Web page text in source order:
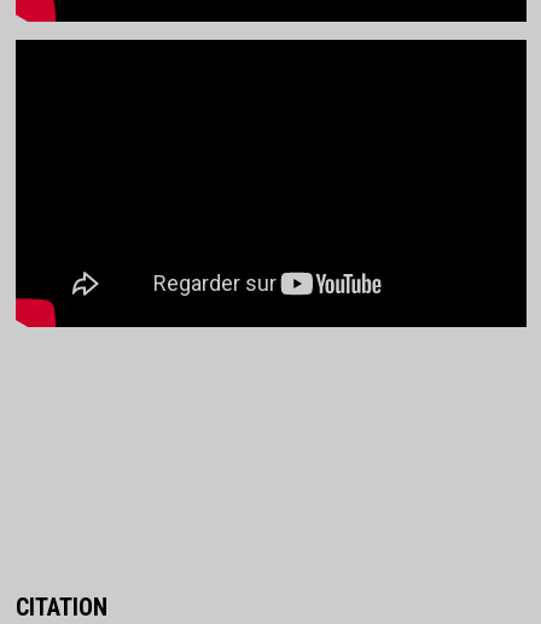
CITATION